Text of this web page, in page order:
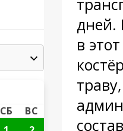
СБ
ВС
дней.
в